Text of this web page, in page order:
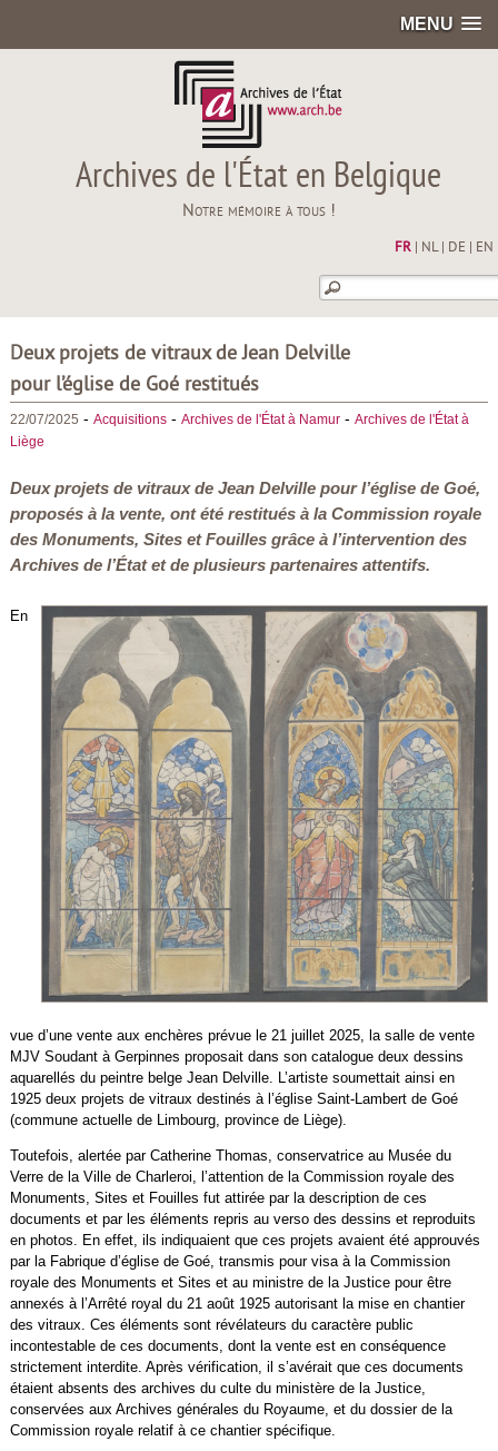
MENU
Archives de l'État en Belgique
Notre mémoire à tous !
FR| NL| DE EN
Deux projets de vitraux de Jean Delville
pour l’église de Goé restitués
22/07/2025 - Acquisitions- Archives de l'État à Namur- Archives de l'État à
Liège
Deux projets de vitraux de Jean Delville pour l’église de Goé,
proposés à la vente, ont été restitués à la Commission royale
des Monuments, Sites et Fouilles grâce à l’intervention des
Archives de l’État et de plusieurs partenaires attentifs.
En
vue d’une vente aux enchères prévue le 21 juillet 2025, la salle de vente
MJV Soudant à Gerpinnes proposait dans son catalogue deux dessins
aquarellés du peintre belge Jean Delville. L’artiste soumettait ainsi en
1925 deux projets de vitraux destinés à l’église Saint-Lambert de Goé
(commune actuelle de Limbourg, province de Liège).
Toutefois, alertée par Catherine Thomas, conservatrice au Musée du
Verre de la Ville de Charleroi, l’attention de la Commission royale des
Monuments, Sites et Fouilles fut attirée par la description de ces
documents et par les éléments repris au verso des dessins et reproduits
en photos. En effet, ils indiquaient que ces projets avaient été approuvés
par la Fabrique d’église de Goé, transmis pour visa à la Commission
royale des Monuments et Sites et au ministre de la Justice pour être
annexés à l’Arrêté royal du 21 août 1925 autorisant la mise en chantier
des vitraux. Ces éléments sont révélateurs du caractère public
incontestable de ces documents, dont la vente est en conséquence
strictement interdite. Après vérification, il s’avérait que ces documents
étaient absents des archives du culte du ministère de la Justice,
conservées aux Archives générales du Royaume, et du dossier de la
Commission royale relatif à ce chantier spécifique.